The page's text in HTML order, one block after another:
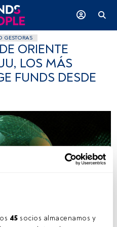
45 socios almacenamos y
GESTORAS
ORIENTE
LOS MÁS
FUNDS DESDE